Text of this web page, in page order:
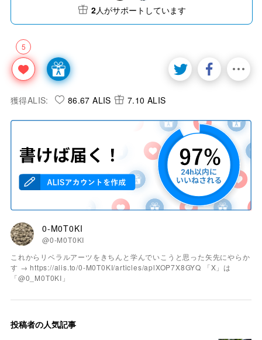
5
2人がサポートしています
獲得ALIS: 86.67 ALIS 7.10 ALIS
0-M0T0KI
@0-M0T0KI
これからリベラルアーツをきちんと学んでいこうと思った矢先にやらか
す → https://alis.to/0-M0T0KI/articles/aplXOP7X8GYQ 「X」は
「@0_M0T0KI」
投稿者の人気記事